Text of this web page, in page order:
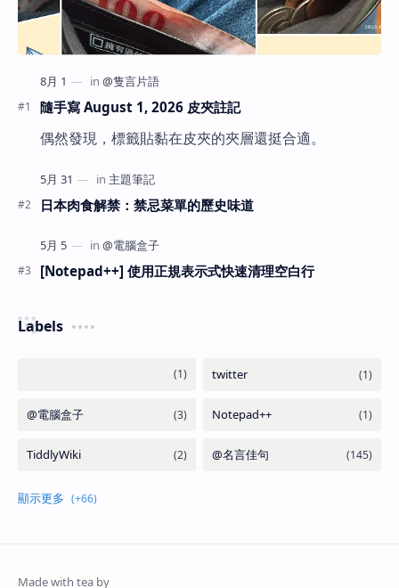
隨手寫 August 1, 2026 皮夾註記
偶然發現，標籤貼黏在皮夾的夾層還挺合適。
日本肉食解禁：禁忌菜單的歷史味道
[Notepad++] 使用正規表示式快速清理空白行
Labels